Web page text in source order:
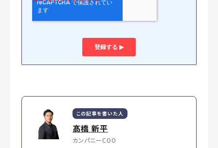
この記事を書いた人
髙橋 新平
カンパニーCOO